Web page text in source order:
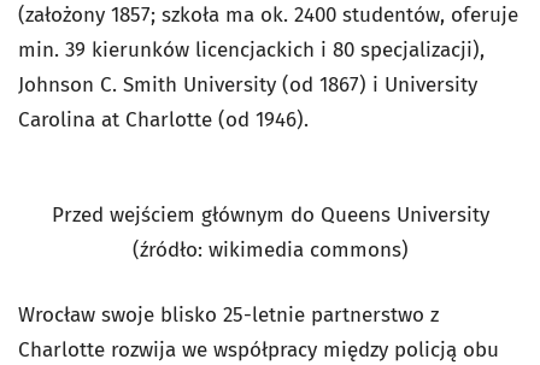
(założony 1857; szkoła ma ok. 2400 studentów, oferuje
min. 39 kierunków licencjackich i 80 specjalizacji),
Johnson C. Smith University (od 1867) i University
Carolina at Charlotte (od 1946).
Przed wejściem głównym do Queens University
(źródło: wikimedia commons)
Wrocław swoje blisko 25-letnie partnerstwo z
Charlotte rozwija we współpracy między policją obu